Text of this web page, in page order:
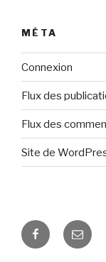
MÉTA
Connexion
Flux des
Flux des
Site de
Notre
page
nous